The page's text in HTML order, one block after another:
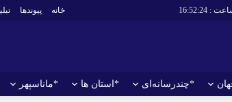
:
16:52:25 خانه پیوندها
*چندرسانه‌ای *استان ها *ماناسپهر